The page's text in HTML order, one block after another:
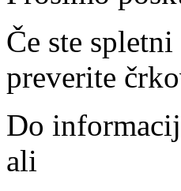
Če ste
preverite
Do
ali